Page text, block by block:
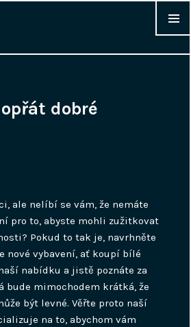
dobré
ale nelíbí se vám, že nemáte
pro to, abyste mohli zužitkovat
Pokud to tak je, navrhněte
nové vybavení, ať koupí bílé
nabídku a jistě poznáte za
bude mimochodem krátká, že
být levné. Věřte proto naší
na to, abychom vám